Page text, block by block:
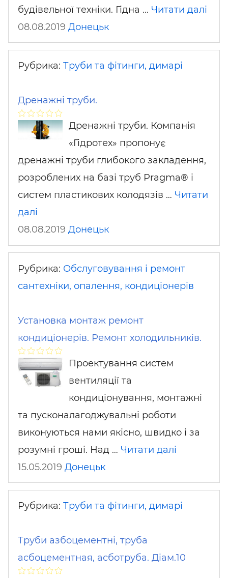
будівельної техніки. Гідна … Читати далі
08.08.2019 Донецьк
Рубрика: Труби та фітинги, димарі
Дренажні труби.
Дренажні труби. Компанія
«Гідротех» пропонує
дренажні труби глибокого закладення,
розроблених на базі труб Pragma® і
систем пластикових колодязів … Читати
далі
08.08.2019 Донецьк
Рубрика: Обслуговування і ремонт
сантехніки, опалення, кондиціонерів
Установка монтаж ремонт
кондиціонерів. Ремонт холодильників.
Проектування систем
вентиляції та
кондиціонування, монтажні
та пусконалагоджувальні роботи
виконуються нами якісно, ​​швидко і за
розумні гроші. Над … Читати далі
15.05.2019 Донецьк
Рубрика: Труби та фітинги, димарі
Труби азбоцементні, труба
асбоцементная, асботруба. Діам.10